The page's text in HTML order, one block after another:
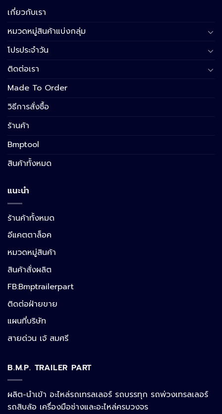
เกี่ยวกับเรา
หมวดหมู่สินค้าแบ่งกลุ่ม
โปรประจำวัน
ติดต่อเรา
Made To Order
วิธีการสั่งซื้อ
ร้านค้า
Bmptool
สินค้าทั้งหมด
แนะนำ
ร้านค้าทั้งหมด
อีแคตตาล็อค
หมวดหมู่สินค้า
สินค้าสั่งผลิต
FB:Bmptrailerpart
ติดต่อฝ่ายขาย
แผนที่บริษัท
สายด่วน เจ้ สมศรี
B.M.P. TRAILER PART
ผลิต-นำเข้า อะไหล่รถเทรลเลอร์ รถบรรทุก รถพ่วงเทรลเลอร์
รถสิบล้อ เครื่องมือช่างและอะไหล่ครบวงจร